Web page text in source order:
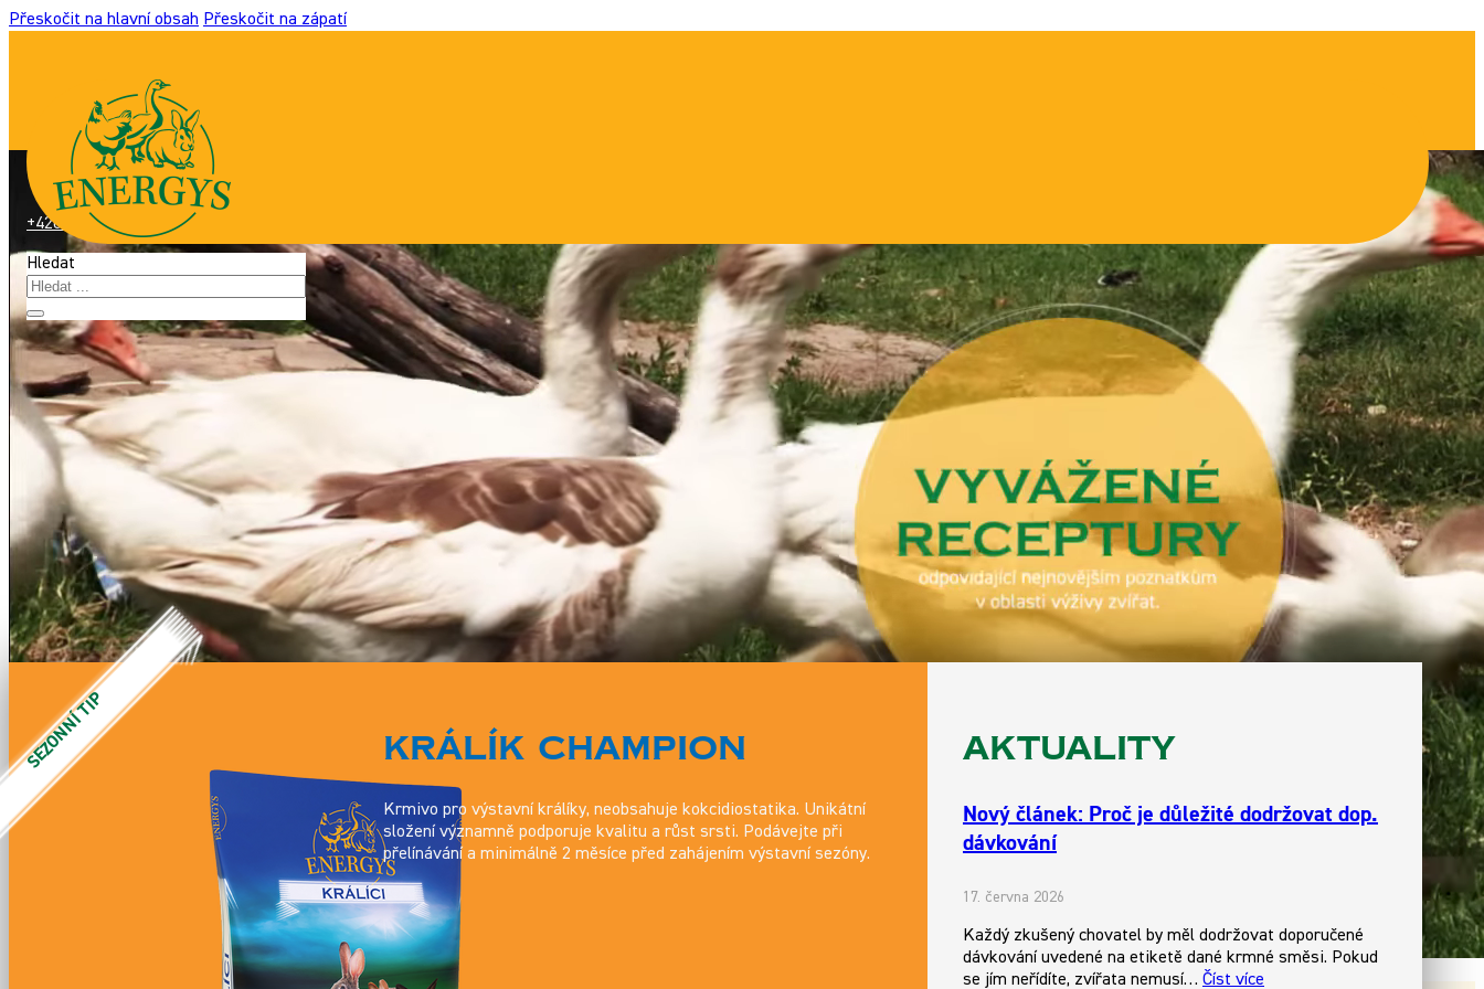
Přeskočit na hlavní obsah Přeskočit na zápatí
+420 517 307 701 info@energyshobby.cz
Hledat
O nás
Krmiva
O zvířatech
Pro Vás
Kde koupit
Kontakty
English
KRÁLÍK CHAMPION
Krmivo pro výstavní králíky, neobsahuje kokcidiostatika. Unikátní
složení významně podporuje kvalitu a růst srsti. Podávejte při
přelínávání a minimálně 2 měsíce před zahájením výstavní sezóny.
Aktuality
Nový článek: Proč je důležité dodržovat dop.
dávkování
17. června 2026
Každý zkušený chovatel by měl dodržovat doporučené
dávkování uvedené na etiketě dané krmné směsi. Pokud
se jím neřídíte, zvířata nemusí… Číst více